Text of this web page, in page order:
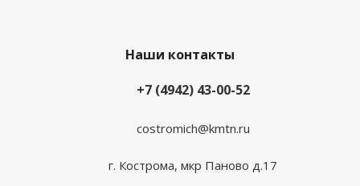
Наши контакты
+7 (4942) 43-00-52
costromich@kmtn.ru
г. Кострома, мкр Паново д.17